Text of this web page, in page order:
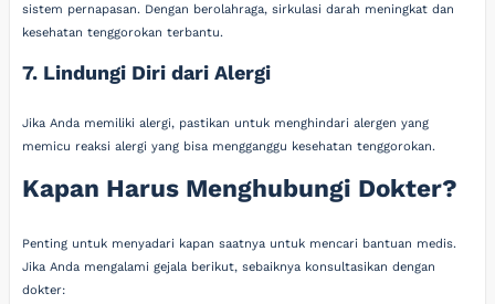
sistem pernapasan. Dengan berolahraga, sirkulasi darah meningkat dan
kesehatan tenggorokan terbantu.
7. Lindungi Diri dari Alergi
Jika Anda memiliki alergi, pastikan untuk menghindari alergen yang
memicu reaksi alergi yang bisa mengganggu kesehatan tenggorokan.
Kapan Harus Menghubungi Dokter?
Penting untuk menyadari kapan saatnya untuk mencari bantuan medis.
Jika Anda mengalami gejala berikut, sebaiknya konsultasikan dengan
dokter: